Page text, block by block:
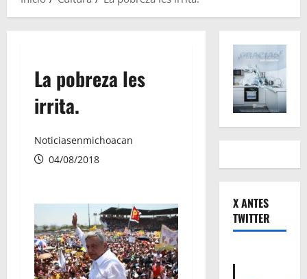
La pobreza les
irrita.
Noticiasenmichoacan
04/08/2018
X ANTES
TWITTER